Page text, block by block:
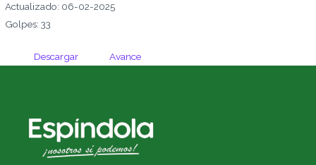
Actualizado: 06-02-2025
Golpes: 33
Descargar Avance